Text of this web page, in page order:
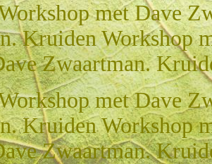
met Dave
Kruiden Workshop
Zwaartman.
met Dave
Kruiden Workshop
Zwaartman.